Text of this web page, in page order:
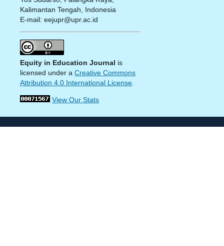
Kalimantan Tengah, Indonesia
E-mail:eejupr@upr.ac.id
Equity in Education Journal is
licensed under a Creative Commons
Attribution 4.0 International License.
View Our Stats